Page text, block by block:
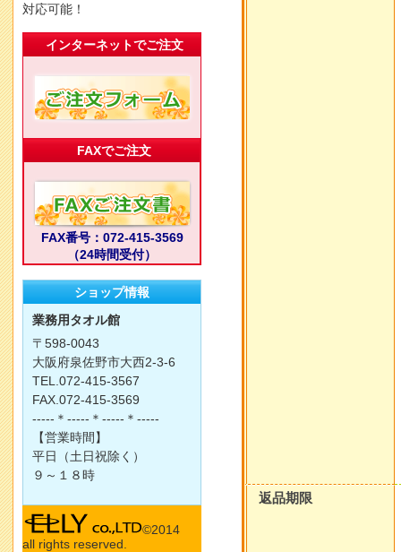
返品期限
対応可能！
インターネットでご注文
FAXでご注文
FAX番号：072-415-3569
（24時間受付）
ショップ情報
業務用タオル館
〒598-0043
大阪府泉佐野市大西2-3-6
TEL.072-415-3567
FAX.072-415-3569
-----＊-----＊-----＊-----
【営業時間】
平日（土日祝除く）
９～１８時
©2014
all rights reserved.